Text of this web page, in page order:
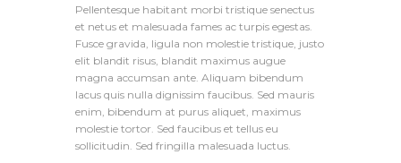
Pellentesque habitant morbi tristique senectus
et netus et malesuada fames ac turpis egestas.
Fusce gravida, ligula non molestie tristique, justo
elit blandit risus, blandit maximus augue
magna accumsan ante. Aliquam bibendum
lacus quis nulla dignissim faucibus. Sed mauris
enim, bibendum at purus aliquet, maximus
molestie tortor. Sed faucibus et tellus eu
sollicitudin. Sed fringilla malesuada luctus.